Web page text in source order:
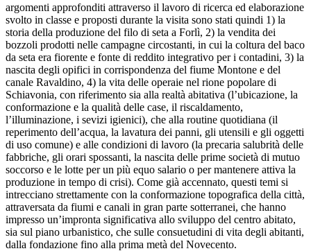
argomenti approfonditi attraverso il lavoro di ricerca ed elaborazione
svolto in classe e proposti durante la visita sono stati quindi 1) la
storia della produzione del filo di seta a Forlì, 2) la vendita dei
bozzoli prodotti nelle campagne circostanti, in cui la coltura del baco
da seta era fiorente e fonte di reddito integrativo per i contadini, 3) la
nascita degli opifici in corrispondenza del fiume Montone e del
canale Ravaldino, 4) la vita delle operaie nel rione popolare di
Schiavonia, con riferimento sia alla realtà abitativa (l’ubicazione, la
conformazione e la qualità delle case, il riscaldamento,
l’illuminazione, i sevizi igienici), che alla routine quotidiana (il
reperimento dell’acqua, la lavatura dei panni, gli utensili e gli oggetti
di uso comune) e alle condizioni di lavoro (la precaria salubrità delle
fabbriche, gli orari spossanti, la nascita delle prime società di mutuo
soccorso e le lotte per un più equo salario o per mantenere attiva la
produzione in tempo di crisi). Come già accennato, questi temi si
intrecciano strettamente con la conformazione topografica della città,
attraversata da fiumi e canali in gran parte sotterranei, che hanno
impresso un’impronta significativa allo sviluppo del centro abitato,
sia sul piano urbanistico, che sulle consuetudini di vita degli abitanti,
dalla fondazione fino alla prima metà del Novecento.